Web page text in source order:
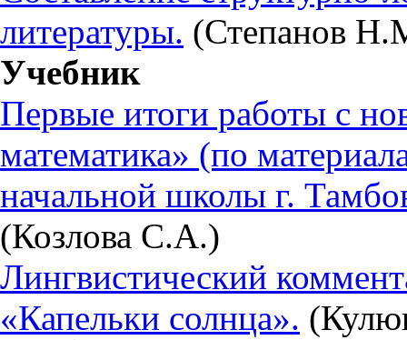
литературы. (Степанов
Учебник
Первые итоги работы с
математика» (по
начальной школы г.
(Козлова С.А.)
Лингвистический
«Капельки солнца».